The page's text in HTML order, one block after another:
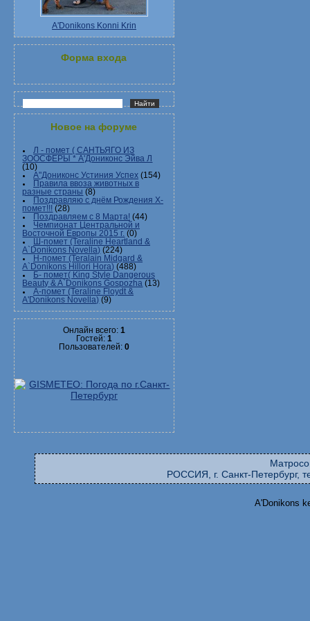
A'Donikons Konni Krin
Форма входа
Новое на форуме
Л - помет ( САНТЬЯГО ИЗ
ЗООСФЕРЫ * А'Дониконс Эйва Л
(10)
А"Дониконс Устиния Успех (154)
Правила ввоза животных в
разные страны (8)
Поздравляю с днём Рождения Х-
помет!!! (28)
Поздравляем с 8 Марта! (44)
Чемпионат Центральной и
Восточной Европы 2015 г. (0)
Ш-помет (Teraline Heartland &
A`Donikons Novella) (224)
Н-помет (Teralain Midgard &
A`Donikons Hillori Hora) (488)
Б- помет( King Style Dangerous
Beauty & A`Donikons Gospozha (13)
А-помет (Teraline Floydt &
A'Donikons Novella) (9)
Онлайн всего: 1
Гостей: 1
Пользователей: 0
РОССИЯ, г. Санкт-Петербург,
A'Donikons